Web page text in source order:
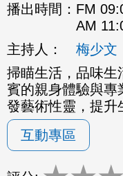
播出時間： FM
AM
主持人：
梅少文
掃瞄生活，品味生
賓的親身體驗與專
發藝術性靈，提升
互動專區